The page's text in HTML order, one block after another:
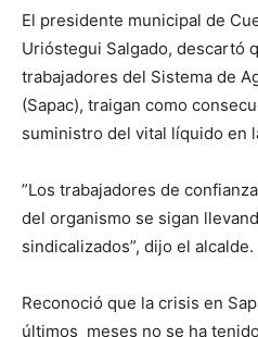
El presidente municipal de
Urióstegui Salgado, descartó
trabajadores del Sistema de
(Sapac), traigan como
suministro del vital líquido en
”Los trabajadores de
del organismo se sigan
sindicalizados”, dijo el alcalde.
Reconoció que la crisis en
últimos meses no se ha